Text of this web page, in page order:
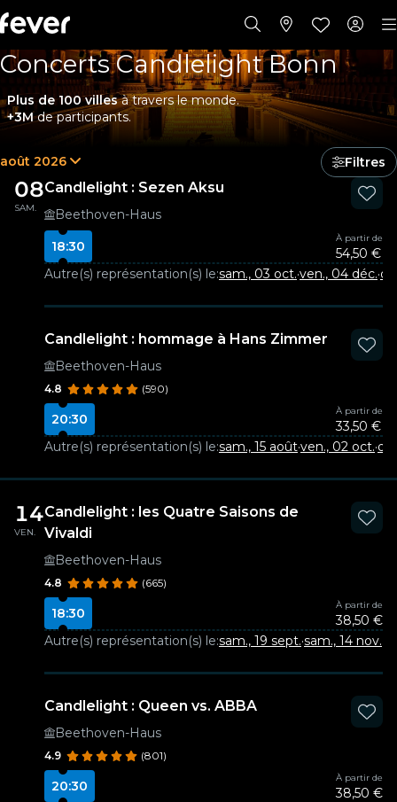
Concerts Candlelight Bonn
Plus de 100 villesà travers le monde.
+3Mde participants.
août 2026 Filtres
08
SAM.
Candlelight : Sezen Aksu
Beethoven-Haus
18:30
À partir de
54,50 €
Autre(s) représentation(s) le:sam., 03 oct.·ven., 04 déc.·
Candlelight : hommage à Hans Zimmer
Beethoven-Haus
4.8 (590)
20:30
À partir de
33,50 €
Autre(s) représentation(s) le:sam., 15 août·ven., 02 oct.·
14
VEN.
Candlelight : les Quatre Saisons de
Vivaldi
Beethoven-Haus
4.8 (665)
18:30
À partir de
38,50 €
Autre(s) représentation(s) le:sam., 19 sept.·sam., 14 nov.
Candlelight : Queen vs. ABBA
Beethoven-Haus
4.9 (801)
20:30
À partir de
38,50 €